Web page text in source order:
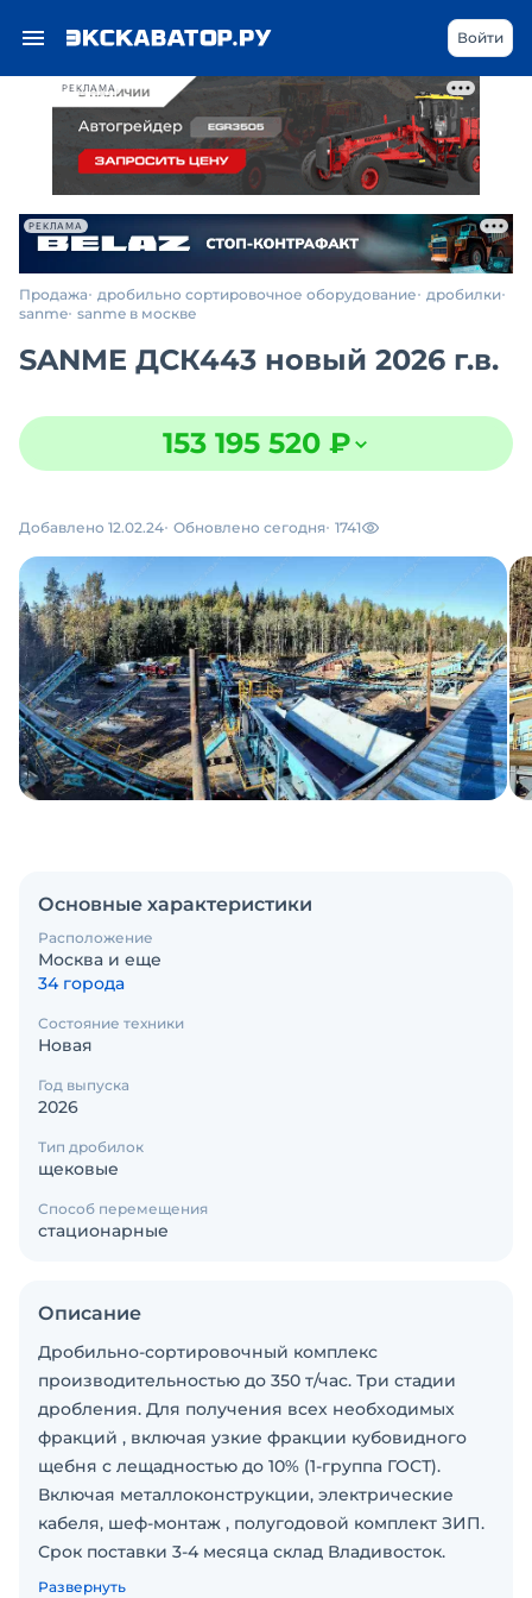
РЕКЛАМА
Войти
РЕКЛАМА
Продажа дробильно сортировочное оборудование дробилки
sanme sanme в москве
SANME ДСК443 новый 2026 г.в.
153 195 520 ₽
Добавлено 12.02.24 Обновлено сегодня 1741
Основные характеристики
Расположение
Москва и еще
34 города
Состояние техники
Новая
Год выпуска
2026
Тип дробилок
щековые
Способ перемещения
стационарные
Описание
Дробильно-сортировочный комплекс
производительностью до 350 т/час. Три стадии
дробления. Для получения всех необходимых
фракций , включая узкие фракции кубовидного
щебня с лещадностью до 10% (1-группа ГОСТ).
Включая металлоконструкции, электрические
кабеля, шеф-монтаж , полугодовой комплект ЗИП.
Срок поставки 3-4 месяца склад Владивосток.
Цена без НДС, склад Владивосток, включая шеф-
Развернуть